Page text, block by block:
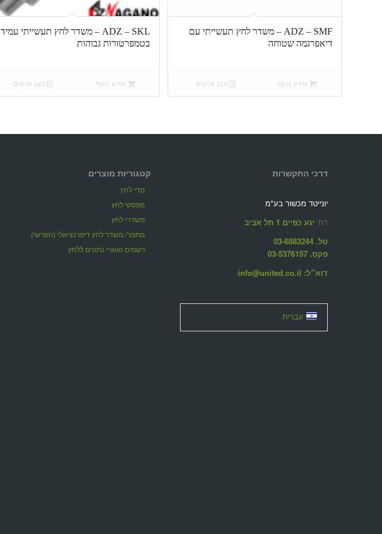
ADZ – SMF – משדר לחץ תעשייתי עם
דיאפרגמה שטוחה
מידע נוסף הצג פרטים
ADZ – SKL – משדר לחץ תעשייתי עמיד
בטמפרטורות גבוהות
מידע נוסף הצג פרטים
קטגוריות מוצרים
מדי לחץ
מפסקי לחץ
משדרי לחץ
מתמר/ משדר לחץ דיפרנציאלי (הפרשי)
רשמים ואוגרי נתונים ללחץ
דרכי התקשרות
יונייטד מכשור בע"מ
רח' יגע כפיים 1 תל אביב
טל. 03-6883244
פקס. 03-5376157
דוא״ל: info@united.co.il
עברית